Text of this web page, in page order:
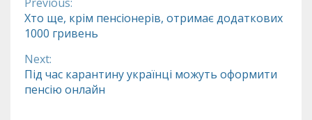
Continue
Reading
Хто ще, крім пенсіонерів, отримає додаткових
1000 гривень
Next:
Під час карантину українці можуть оформити
пенсію онлайн